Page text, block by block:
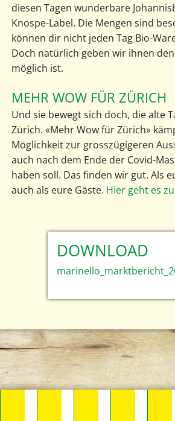
diesen Tagen wunderbare
Knospe-Label. Die Mengen sind
können dir nicht jeden Tag Bio-
Doch natürlich geben wir ihnen
möglich ist.
MEHR WOW FÜR ZÜRICH
Und sie bewegt sich doch, die alte
Zürich. «Mehr Wow für Zürich»
Möglichkeit zur grosszügigeren
auch nach dem Ende der Covid-
haben soll. Das finden wir gut. Als
auch als eure Gäste. Hier geht es
DOWNLOAD